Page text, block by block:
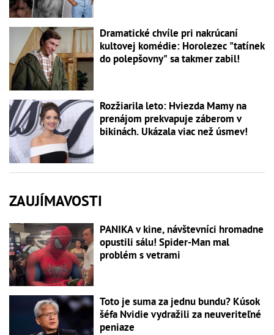
Dramatické chvíle pri nakrúcaní
kultovej komédie: Horolezec "tatínek
do polepšovny" sa takmer zabil!
Rozžiarila leto: Hviezda Mamy na
prenájom prekvapuje záberom v
bikinách. Ukázala viac než úsmev!
ZAUJÍMAVOSTI
PANIKA v kine, návštevníci hromadne
opustili sálu! Spider-Man mal
problém s vetrami
Toto je suma za jednu bundu? Kúsok
šéfa Nvidie vydražili za neuveriteľné
peniaze